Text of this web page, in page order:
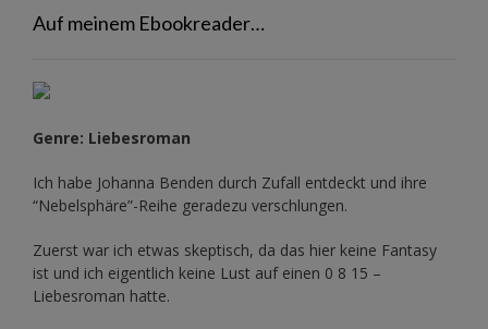
Auf meinem Ebookreader…
Genre: Liebesroman
Ich habe Johanna Benden durch Zufall entdeckt und ihre
“Nebelsphäre”-Reihe geradezu verschlungen.
Zuerst war ich etwas skeptisch, da das hier keine Fantasy
ist und ich eigentlich keine Lust auf einen 0 8 15 –
Liebesroman hatte.